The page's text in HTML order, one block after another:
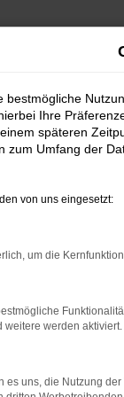
bestmögliche
Ihre
späteren
zum Umfang der
von uns eingesetzt:
um die
weitere werden aktiviert.
es uns, die Nutzung